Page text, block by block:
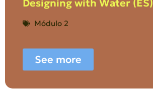
Designing with Water (ES)
Módulo 2
See more